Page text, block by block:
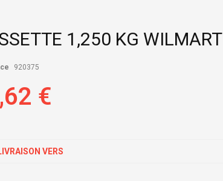
1,250 KG WILMART
920375
€
VERS